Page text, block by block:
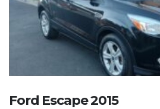
Ford Escape 2015